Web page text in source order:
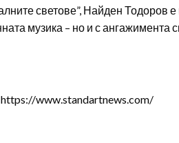
светове”, Найден Тодоров
музика – но и с ангажимента
https://www.standartnews.com/